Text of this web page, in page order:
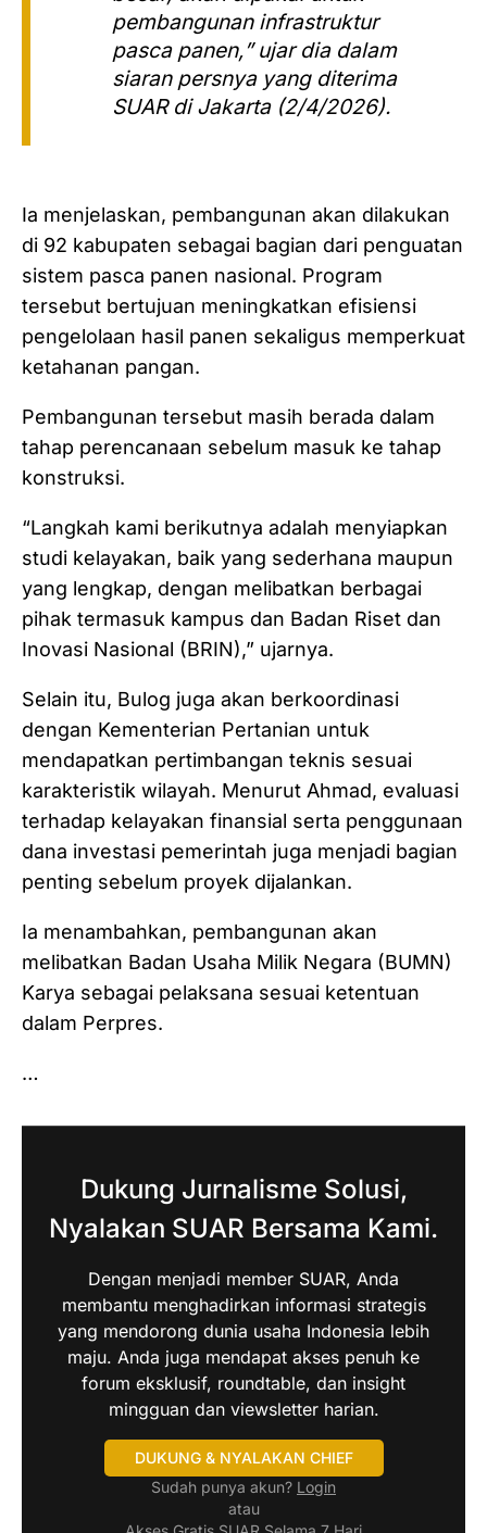
pembangunan infrastruktur
pasca panen,” ujar dia dalam
siaran persnya yang diterima
SUAR di Jakarta (2/4/2026).
Ia menjelaskan, pembangunan akan dilakukan
di 92 kabupaten sebagai bagian dari penguatan
sistem pasca panen nasional. Program
tersebut bertujuan meningkatkan efisiensi
pengelolaan hasil panen sekaligus memperkuat
ketahanan pangan.
Pembangunan tersebut masih berada dalam
tahap perencanaan sebelum masuk ke tahap
konstruksi.
“Langkah kami berikutnya adalah menyiapkan
studi kelayakan, baik yang sederhana maupun
yang lengkap, dengan melibatkan berbagai
pihak termasuk kampus dan Badan Riset dan
Inovasi Nasional (BRIN),” ujarnya.
Selain itu, Bulog juga akan berkoordinasi
dengan Kementerian Pertanian untuk
mendapatkan pertimbangan teknis sesuai
karakteristik wilayah. Menurut Ahmad, evaluasi
terhadap kelayakan finansial serta penggunaan
dana investasi pemerintah juga menjadi bagian
penting sebelum proyek dijalankan.
Ia menambahkan, pembangunan akan
melibatkan Badan Usaha Milik Negara (BUMN)
Karya sebagai pelaksana sesuai ketentuan
dalam Perpres.
…
Dukung Jurnalisme Solusi,
Nyalakan SUAR Bersama Kami.
Dengan menjadi member SUAR, Anda
membantu menghadirkan informasi strategis
yang mendorong dunia usaha Indonesia lebih
maju. Anda juga mendapat akses penuh ke
forum eksklusif, roundtable, dan insight
mingguan dan viewsletter harian.
DUKUNG & NYALAKAN CHIEF
Sudah punya akun? Login
atau